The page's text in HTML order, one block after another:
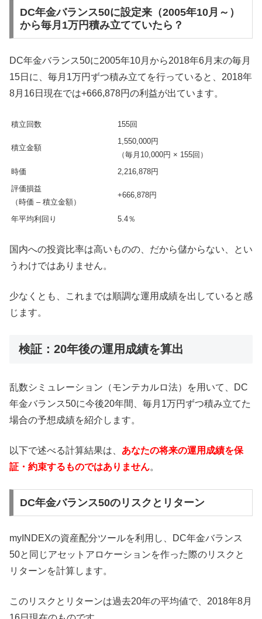
DC年金バランス50に設定来（2005年10月～）
から毎月1万円積み立てていたら？
DC年金バランス50に2005年10月から2018年6月末の毎月
15日に、毎月1万円ずつ積み立てを行っていると、2018年
8月16日現在では+666,878円の利益が出ています。
積立回数 155回
積立金額
1,550,000円
（毎月10,000円 × 155回）
時価
2,216,878円
評価損益
（時価 – 積立金額）
+666,878円
年平均利回り 5.4％
国内への投資比率は高いものの、だから儲からない、とい
うわけではありません。
少なくとも、これまでは順調な運用成績を出していると感
じます。
検証：20年後の運用成績を算出
乱数シミュレーション（モンテカルロ法）を用いて、DC
年金バランス50に今後20年間、毎月1万円ずつ積み立てた
場合の予想成績を紹介します。
以下で述べる計算結果は、 あなたの将来の運用成績を保
証・約束するものではありません。
DC年金バランス50のリスクとリターン
myINDEXの資産配分ツールを利用し、DC年金バランス
50と同じアセットアロケーションを作った際のリスクと
リターンを計算します。
このリスクとリターンは過去20年の平均値で、2018年8月